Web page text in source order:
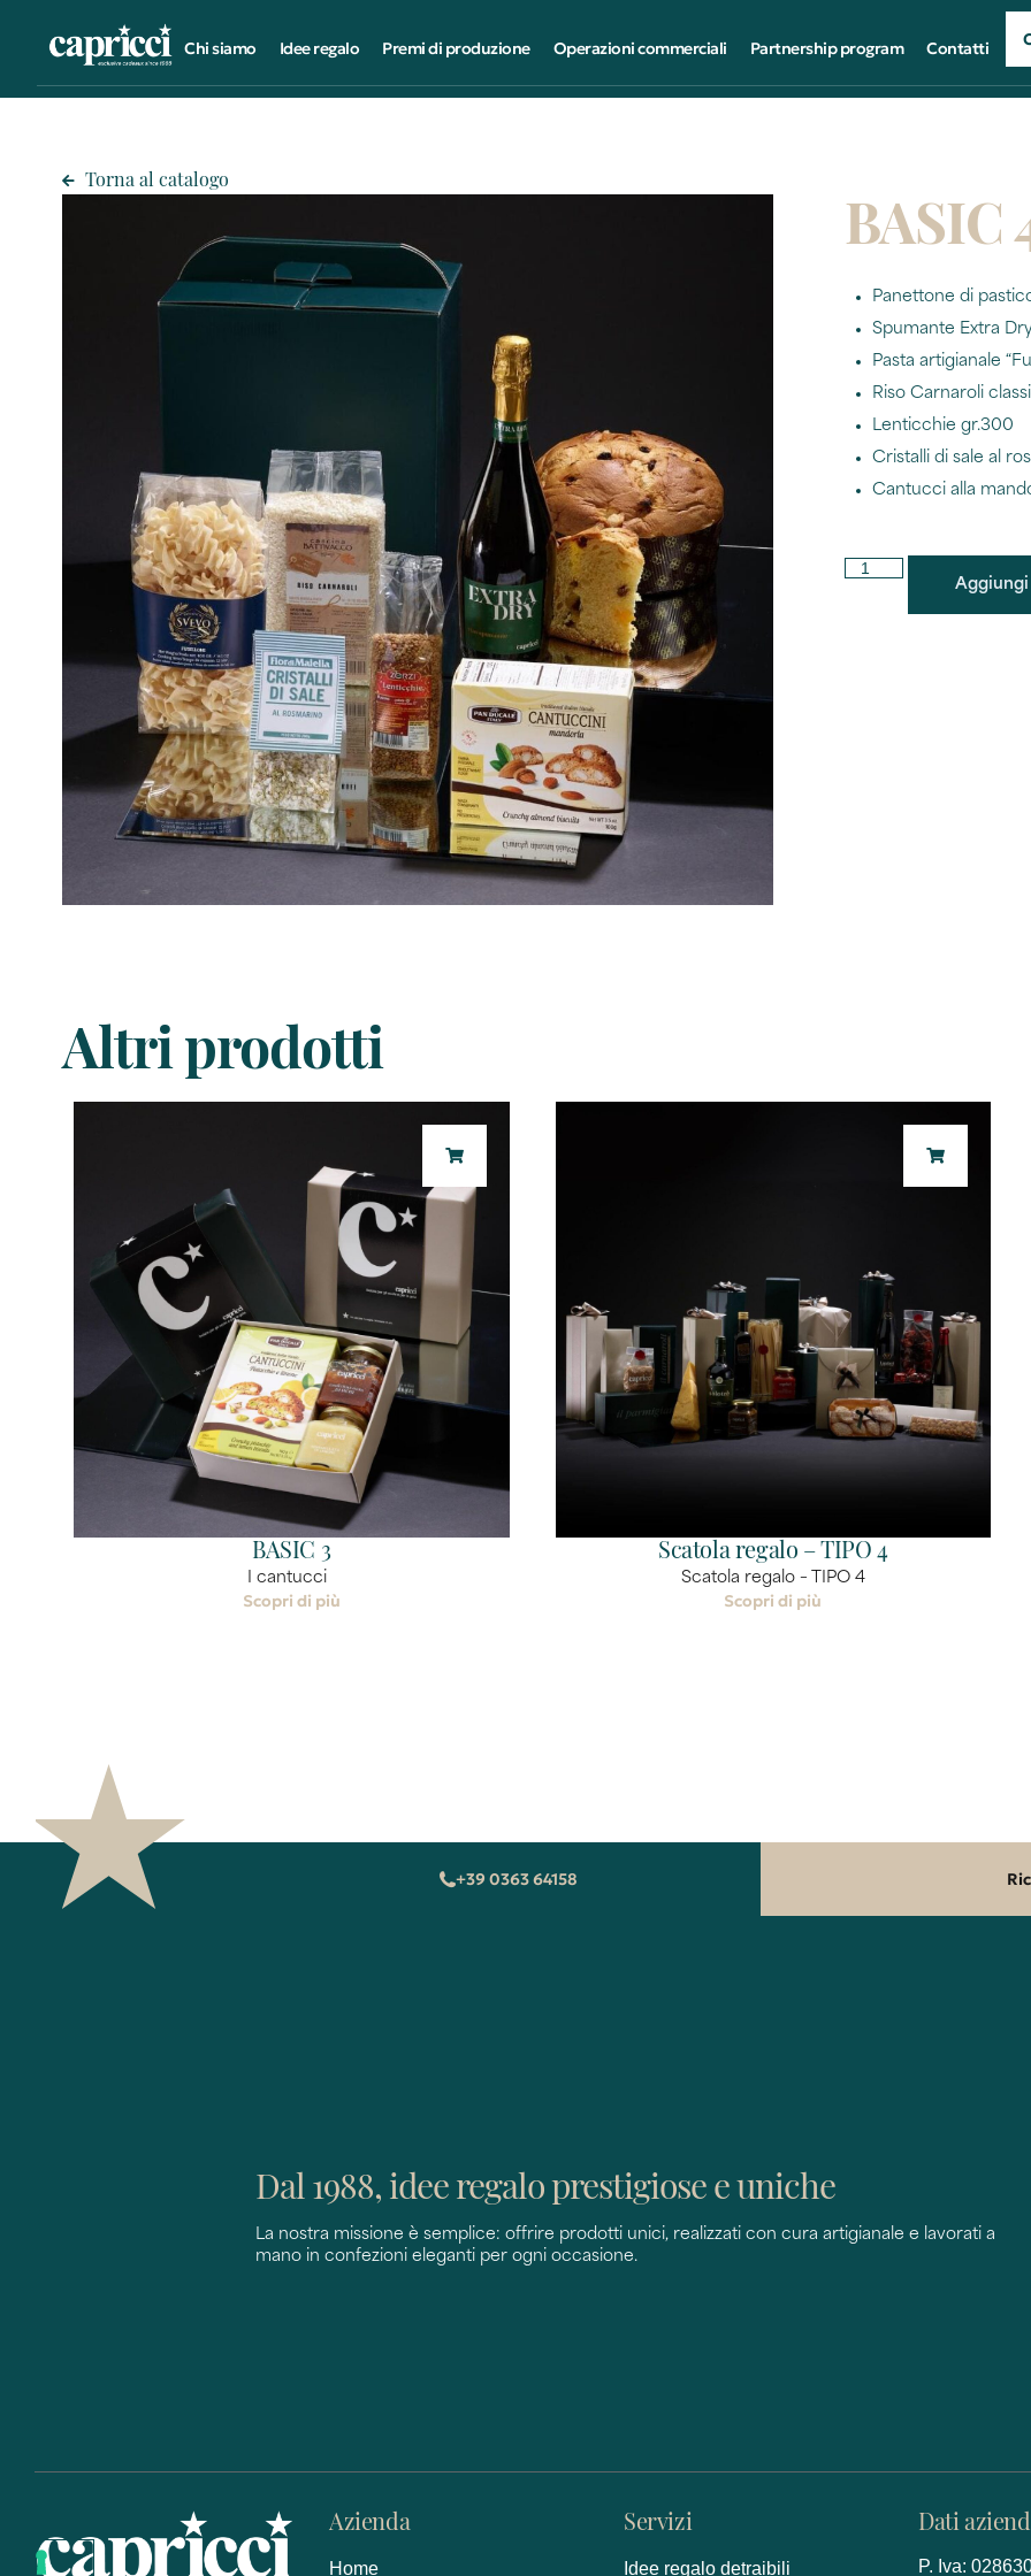
Chi siamo Idee regalo Premi di produzione Operazioni commerciali Partnership program Contatti
Torna al catalogo
BASIC
Panettone di
Spumante Extra
Pasta artigianale
Riso Carnaroli
Lenticchie gr.300
Cristalli di sale al
Cantucci alla
Altri prodotti
BASIC 3
I cantucci
Scopri di più
Scatola regalo – TIPO 4
Scatola regalo – TIPO 4
Scopri di più
+39 0363 64158
Dal 1988, idee regalo prestigiose e uniche
La nostra missione è semplice: offrire prodotti unici, realizzati con cura artigianale e lavorati a
mano in confezioni eleganti per ogni occasione.
Azienda
Home
Servizi
Idee regalo detraibili
Dati
P. Iva: